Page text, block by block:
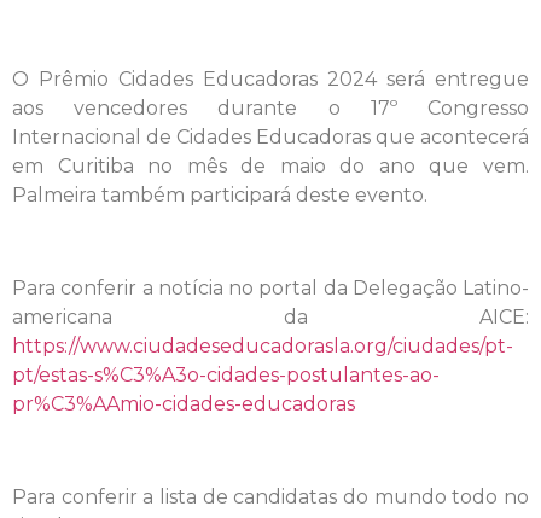
O Prêmio Cidades Educadoras 2024 será entregue
aos vencedores durante o 17º Congresso
Internacional de Cidades Educadoras que acontecerá
em Curitiba no mês de maio do ano que vem.
Palmeira também participará deste evento.
Para conferir a notícia no portal da Delegação Latino-
americana da AICE:
https://www.ciudadeseducadorasla.org/ciudades/pt-
pt/estas-s%C3%A3o-cidades-postulantes-ao-
pr%C3%AAmio-cidades-educadoras
Para conferir a lista de candidatas do mundo todo no